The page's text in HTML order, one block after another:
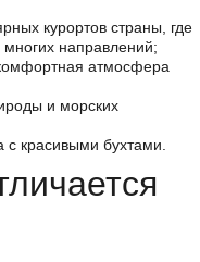
курортов страны, где
многих направлений;
атмосфера
и морских
красивыми бухтами.